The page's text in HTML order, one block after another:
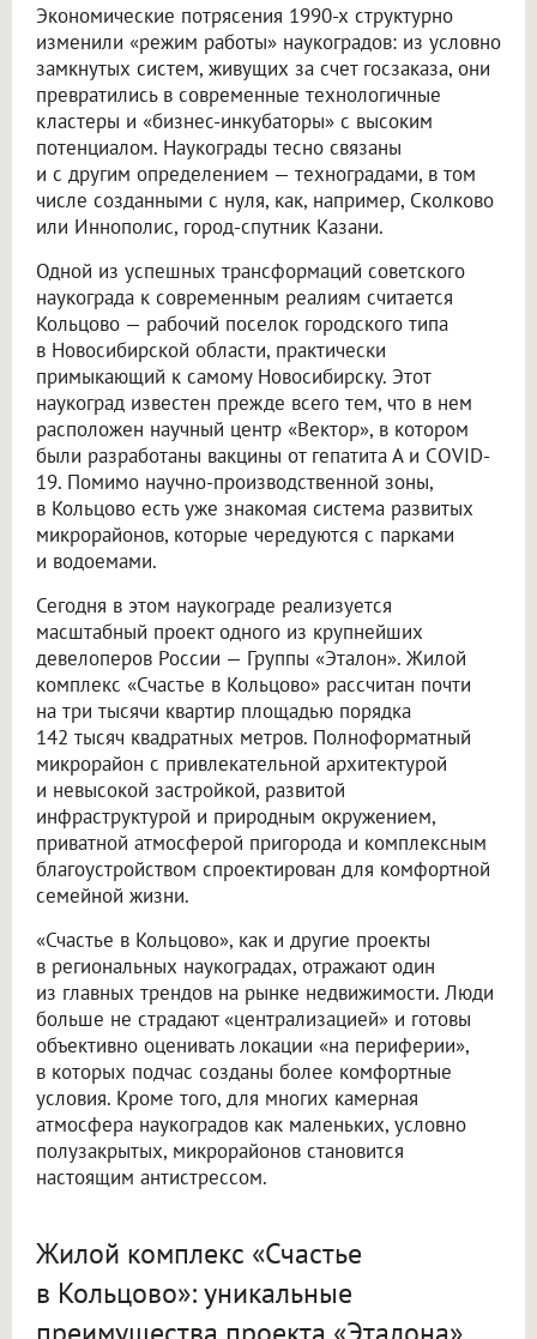
Экономические потрясения 1990-х структурно
изменили «режим работы» наукоградов: из условно
замкнутых систем, живущих за счет госзаказа, они
превратились в современные технологичные
кластеры и «бизнес-инкубаторы» с высоким
потенциалом. Наукограды тесно связаны
и с другим определением — техноградами, в том
числе созданными с нуля, как, например, Сколково
или Иннополис, город-спутник Казани.
Одной из успешных трансформаций советского
наукограда к современным реалиям считается
Кольцово — рабочий поселок городского типа
в Новосибирской области, практически
примыкающий к самому Новосибирску. Этот
наукоград известен прежде всего тем, что в нем
расположен научный центр «Вектор», в котором
были разработаны вакцины от гепатита А и COVID-
19. Помимо научно-производственной зоны,
в Кольцово есть уже знакомая система развитых
микрорайонов, которые чередуются с парками
и водоемами.
Сегодня в этом наукограде реализуется
масштабный проект одного из крупнейших
девелоперов России — Группы «Эталон». Жилой
комплекс «Счастье в Кольцово» рассчитан почти
на три тысячи квартир площадью порядка
142 тысяч квадратных метров. Полноформатный
микрорайон с привлекательной архитектурой
и невысокой застройкой, развитой
инфраструктурой и природным окружением,
приватной атмосферой пригорода и комплексным
благоустройством спроектирован для комфортной
семейной жизни.
«Счастье в Кольцово», как и другие проекты
в региональных наукоградах, отражают один
из главных трендов на рынке недвижимости. Люди
больше не страдают «централизацией» и готовы
объективно оценивать локации «на периферии»,
в которых подчас созданы более комфортные
условия. Кроме того, для многих камерная
атмосфера наукоградов как маленьких, условно
полузакрытых, микрорайонов становится
настоящим антистрессом.
Жилой комплекс «Счастье
в Кольцово»: уникальные